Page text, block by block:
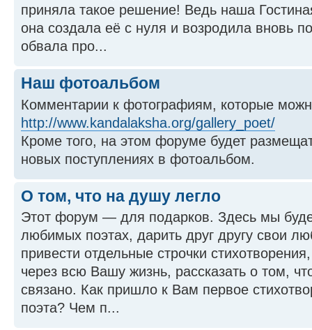
приняла такое решение! Ведь наша
она создала её с нуля и возродила вновь
обвала про...
Наш фотоальбом
Комментарии к фотографиям, которые
http://www.kandalaksha.org/gallery_poet/
Кроме того, на этом форуме будет
новых поступлениях в фотоальбом.
О том, что на душу легло
Этот форум — для подарков. Здесь мы
любимых поэтах, дарить друг другу свои
привести отдельные строчки
через всю Вашу жизнь, рассказать о том,
связано. Как пришло к Вам первое
поэта? Чем п...